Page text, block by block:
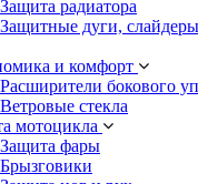
Защита радиатора
Защитные дуги,
и комфорт
Расширители бокового
Ветровые стекла
мотоцикла
Защита фары
Брызговики